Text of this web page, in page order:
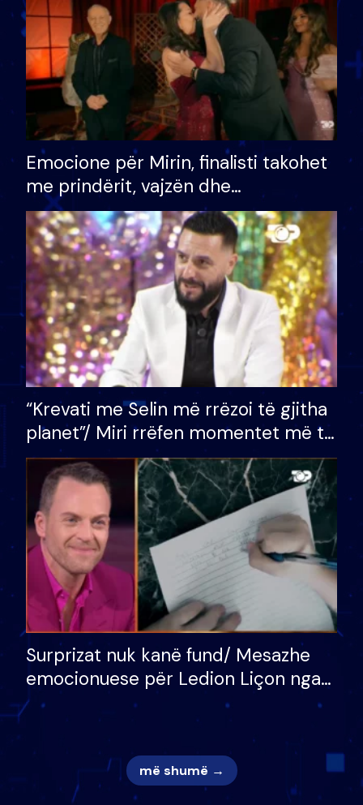
Emocione për Mirin, finalisti takohet
me prindërit, vajzën dhe
bashkëshorten: S’kemi ndonjë letër
divorci apo jo?
“Krevati me Selin më rrëzoi të gjitha
planet”/ Miri rrëfen momentet më të
bukura në shtëpinë e BB VIP: Do më
mungojë zilja e mëngjesit kur…
Surprizat nuk kanë fund/ Mesazhe
emocionuese për Ledion Liçon nga
nëna dhe fëmijët e tij, moderatori
më shumë →